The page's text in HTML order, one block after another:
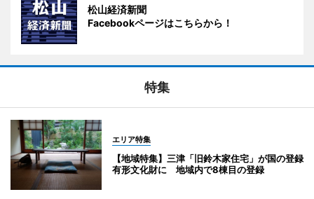
松山経済新聞
Facebookページはこちらから！
特集
エリア特集
【地域特集】三津「旧鈴木家住宅」が国の登録
有形文化財に 地域内で8棟目の登録